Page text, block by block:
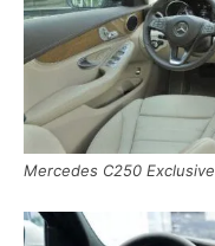
Mercedes C250 Exclusive